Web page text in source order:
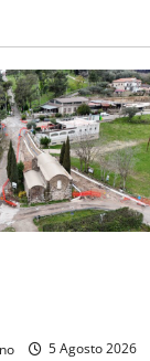
5 Agosto 2026